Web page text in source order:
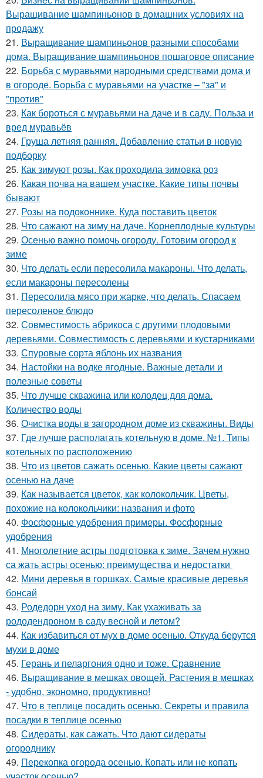
Выращивание шампиньонов в домашних условиях на
продажу
21. Выращивание шампиньонов разными способами
дома. Выращивание шампиньонов пошаговое описание
22. Борьба с муравьями народными средствами дома и
в огороде. Борьба с муравьями на участке – "за" и
"против"
23. Как бороться с муравьями на даче и в саду. Польза и
вред муравьёв
24. Груша летняя ранняя. Добавление статьи в новую
подборку
25. Как зимуют розы. Как проходила зимовка роз
26. Какая почва на вашем участке. Какие типы почвы
бывают
27. Розы на подоконнике. Куда поставить цветок
28. Что сажают на зиму на даче. Корнеплодные культуры
29. Осенью важно помочь огороду. Готовим огород к
зиме
30. Что делать если пересолила макароны. Что делать,
если макароны пересолены
31. Пересолила мясо при жарке, что делать. Спасаем
пересоленое блюдо
32. Совместимость абрикоса с другими плодовыми
деревьями. Совместимость с деревьями и кустарниками
33. Спуровые сорта яблонь их названия
34. Настойки на водке ягодные. Важные детали и
полезные советы
35. Что лучше скважина или колодец для дома.
Количество воды
36. Очистка воды в загородном доме из скважины. Виды
37. Где лучше располагать котельную в доме. №1. Типы
котельных по расположению
38. Что из цветов сажать осенью. Какие цветы сажают
осенью на даче
39. Как называется цветок, как колокольчик. Цветы,
похожие на колокольчики: названия и фото
40. Фосфорные удобрения примеры. Фосфорные
удобрения
41. Многолетние астры подготовка к зиме. Зачем нужно
са жать астры осенью: преимущества и недостатки
42. Мини деревья в горшках. Самые красивые деревья
бонсай
43. Родедорн уход на зиму. Как ухаживать за
рододендроном в саду весной и летом?
44. Как избавиться от мух в доме осенью. Откуда берутся
мухи в доме
45. Герань и пеларгония одно и тоже. Сравнение
46. Выращивание в мешках овощей. Растения в мешках
- удобно, экономно, продуктивно!
47. Что в теплице посадить осенью. Секреты и правила
посадки в теплице осенью
48. Сидераты, как сажать. Что дают сидераты
огороднику
49. Перекопка огорода осенью. Копать или не копать